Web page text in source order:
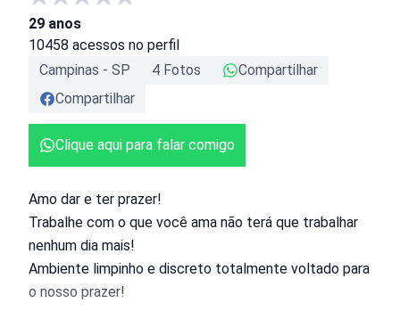
29 anos
10458 acessos no perfil
Campinas - SP 4 Fotos
Compartilhar
Compartilhar
Clique aqui para falar comigo
Amo dar e ter prazer!
Trabalhe com o que você ama não terá que trabalhar
nenhum dia mais!
Ambiente limpinho e discreto totalmente voltado para
o nosso prazer!